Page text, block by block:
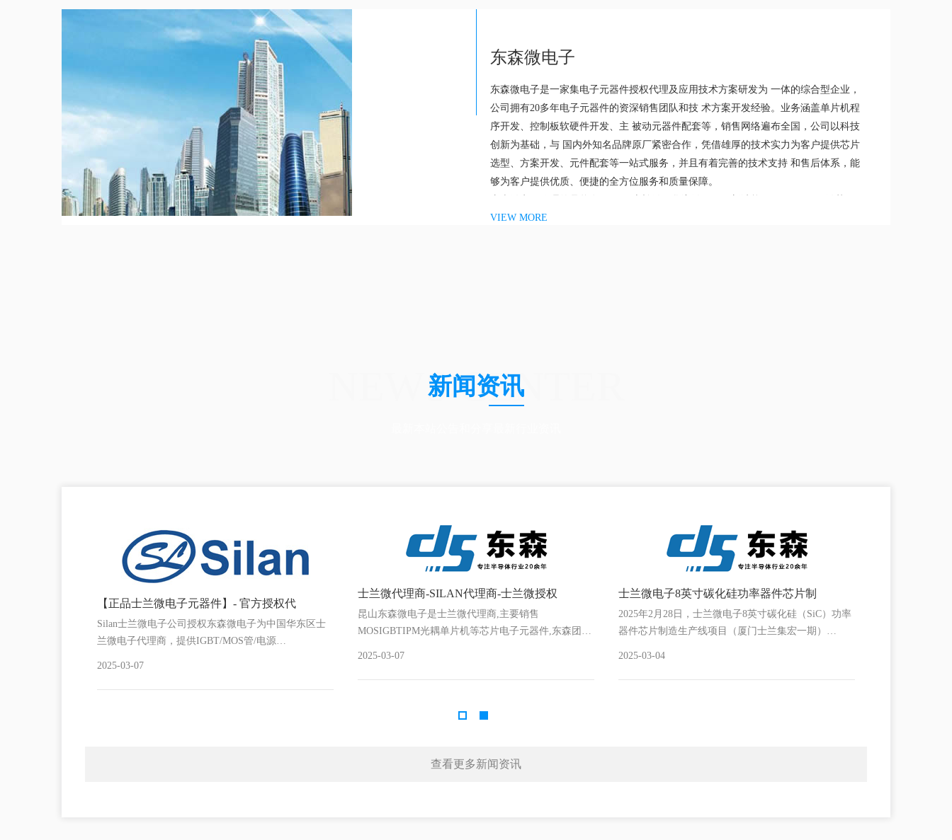
东森微电子
东森微电子是一家集电子元器件授权代理及应用技术方案研发为 一体的综合型企业，
公司拥有20多年电子元器件的资深销售团队和技 术方案开发经验。业务涵盖单片机程
序开发、控制板软硬件开发、主 被动元器件配套等，销售网络遍布全国，公司以科技
创新为基础，与 国内外知名品牌原厂紧密合作，凭借雄厚的技术实力为客户提供芯片
选型、方案开发、元件配套等一站式服务，并且有着完善的技术支持 和售后体系，能
够为客户提供优质、便捷的全方位服务和质量保障。
SHARP夏普、TOSHIBA东芝。
VIEW MORE
NEWS CENTER
新闻资讯
【正品士兰微电子元器件】- 官方授权代
Silan士兰微电子公司授权东森微电子为中国华东区士
兰微电子代理商，提供IGBT/MOS管/电源…
2025-03-07
士兰微代理商-SILAN代理商-士兰微授权
昆山东森微电子是士兰微代理商,主要销售
MOSIGBTIPM光耦单片机等芯片电子元器件,东森团…
2025-03-07
士兰微电子8英寸碳化硅功率器件芯片制
2025年2月28日，士兰微电子8英寸碳化硅（SiC）功率
器件芯片制造生产线项目（厦门士兰集宏一期）…
2025-03-04
查看更多新闻资讯